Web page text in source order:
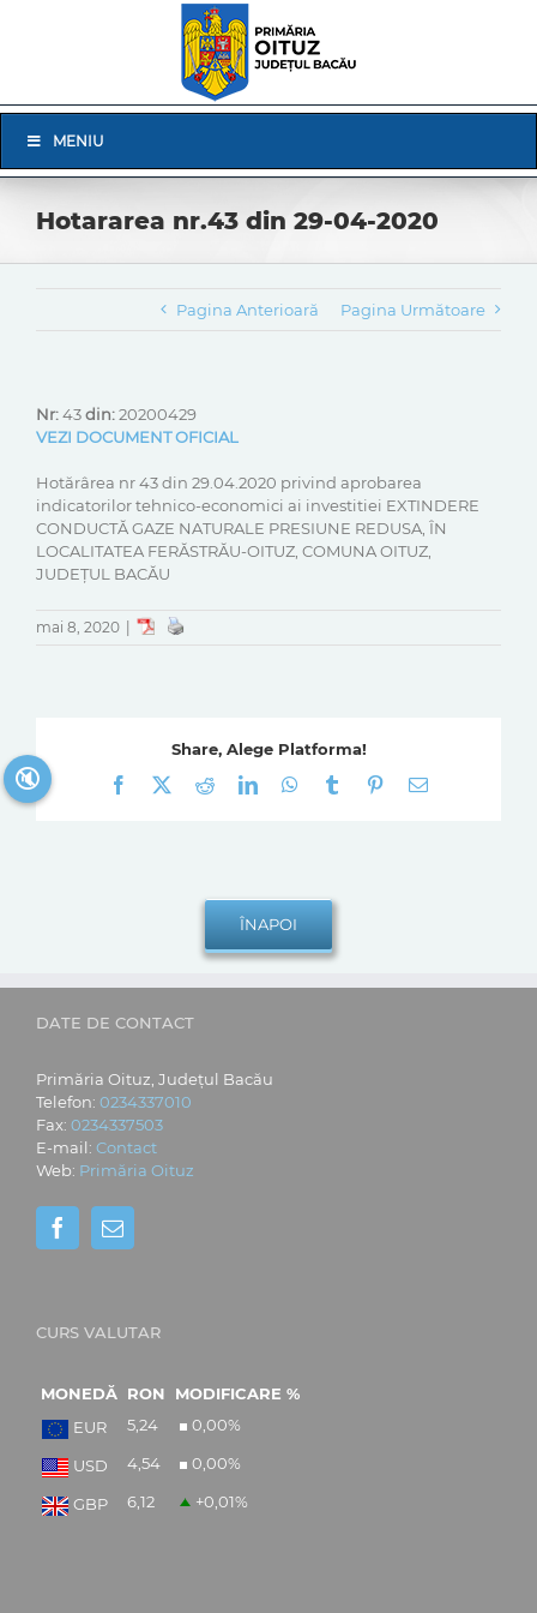
Navigation
MENIU
Hotararea nr.43 din 29-04-2020
Pagina Anterioară Pagina Următoare
Nr:43din:20200429
VEZI DOCUMENT OFICIAL
Hotărârea nr 43 din 29.04.2020 privind aprobarea
indicatorilor tehnico-economici ai investitiei EXTINDERE
CONDUCTĂ GAZE NATURALE PRESIUNE REDUSA, ÎN
LOCALITATEA FERĂSTRĂU-OITUZ, COMUNA OITUZ,
JUDEȚUL BACĂU
mai 8, 2020
Share, Alege Platforma!
Facebook
RedditLinkedInWhatsApp
Tumblr Pinterest
E-
DATE DE CONTACT
Primăria Oituz, Județul Bacău
Telefon: 0234337010
Fax: 0234337503
E-mail: Contact
Web: Primăria Oituz
CURS VALUTAR
MONEDĂ RON
MODIFICARE %
EUR
5,24 0,00%
USD 4,54 0,00%
GBP 6,12 +0,01%
🔇